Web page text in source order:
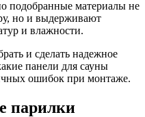
подобранные материалы не
но и выдерживают
и влажности.
и сделать надежное
панели для сауны
ошибок при монтаже.
парилки